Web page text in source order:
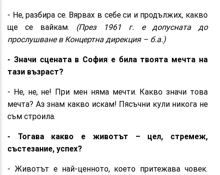
- Не, разбира се. Вярвах в себе си и продължих, какво
ще се вайкам. (През 1961 г. е допусната до
прослушване в Концертна дирекция – б.а.)
- Значи сцената в София е била твоята мечта на
тази възраст?
- Не, не, не! При мен няма мечти. Какво значи това
мечта? Аз знам какво искам! Пясъчни кули никога не
съм строила.
- Тогава какво е животът – цел, стремеж,
състезание, успех?
- Животът е най-ценното, което притежава човек.